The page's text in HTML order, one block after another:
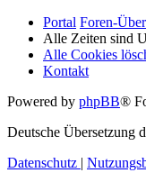
Portal Foren-
Alle Zeiten sind
Alle Cookies
Kontakt
Powered by phpBB®
Deutsche Übersetzung
Datenschutz |